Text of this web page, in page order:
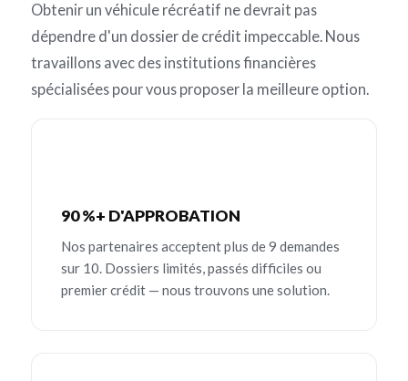
Obtenir un véhicule récréatif ne devrait pas
dépendre d'un dossier de crédit impeccable. Nous
travaillons avec des institutions financières
spécialisées pour vous proposer la meilleure option.
90 %+ D'APPROBATION
Nos partenaires acceptent plus de 9 demandes
sur 10. Dossiers limités, passés difficiles ou
premier crédit — nous trouvons une solution.